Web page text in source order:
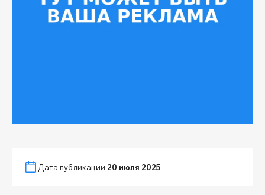
Дата публикации:20 июля 2025